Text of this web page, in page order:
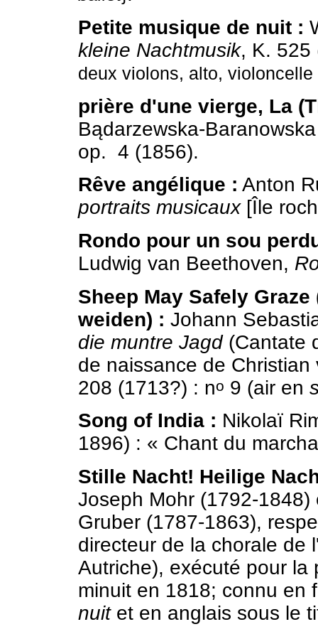
Petite musique de nuit :
kleine Nachtmusik, K.
deux violons, alto,
prière d'une vierge, La
Bądarzewska-
op. 4 (1856).
Rêve angélique : Anton
portraits musicaux[Île
Rondo pour un sou
Ludwig van Beethoven,
Sheep May Safely
weiden) : Johann
die muntre Jagd(Cantate
de naissance de
208 (1713?) : no 9 (air en
Song of India : Nikolaï
1896) : « Chant du
Stille Nacht! Heilige
Joseph Mohr (1792-
Gruber (1787-1863),
directeur de la chorale de
Autriche), exécuté pour la
minuit en 1818; connu en
nuitet en anglais sous le